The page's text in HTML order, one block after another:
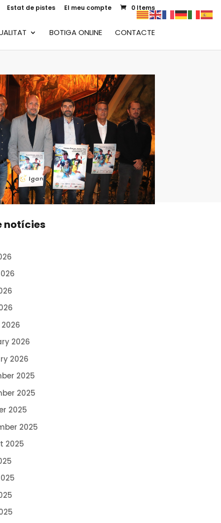
Estat de pistes El meu compte 0 Items
BOTIGA ONLINE CONTACTE
notícies
2026
2026
2025
2025
2025
2025
2025